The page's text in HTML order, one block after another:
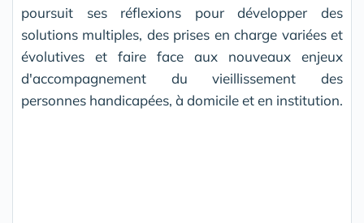
poursuit ses réflexions pour développer des
solutions multiples, des prises en charge variées et
évolutives et faire face aux nouveaux enjeux
d'accompagnement du vieillissement des
personnes handicapées, à domicile et en institution.